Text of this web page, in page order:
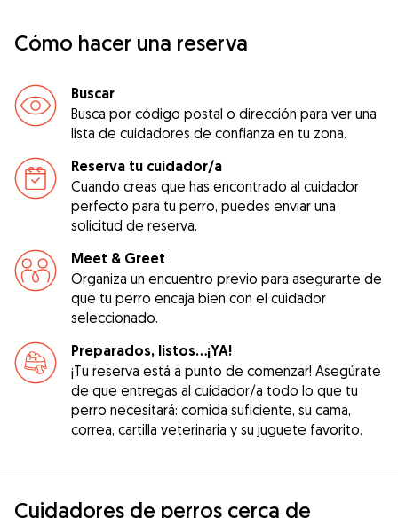
Cómo hacer una reserva
Buscar
Busca por código postal o dirección para ver una
lista de cuidadores de confianza en tu zona.
Reserva tu cuidador/a
Cuando creas que has encontrado al cuidador
perfecto para tu perro, puedes enviar una
solicitud de reserva.
Meet & Greet
Organiza un encuentro previo para asegurarte de
que tu perro encaja bien con el cuidador
seleccionado.
Preparados, listos...¡YA!
¡Tu reserva está a punto de comenzar! Asegúrate
de que entregas al cuidador/a todo lo que tu
perro necesitará: comida suficiente, su cama,
correa, cartilla veterinaria y su juguete favorito.
Cuidadores de perros cerca de